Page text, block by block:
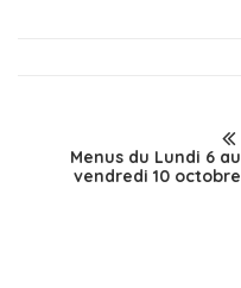
Menus du Lundi 6 au
vendredi 10 octobre